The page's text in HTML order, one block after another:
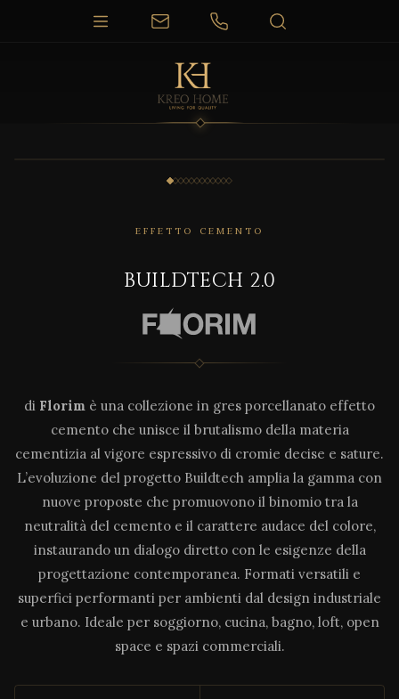
EFFETTO CEMENTO
BUILDTECH 2.0
di Florim è una collezione in gres porcellanato effetto
cemento che unisce il brutalismo della materia
cementizia al vigore espressivo di cromie decise e sature.
L’evoluzione del progetto Buildtech amplia la gamma con
nuove proposte che promuovono il binomio tra la
neutralità del cemento e il carattere audace del colore,
instaurando un dialogo diretto con le esigenze della
progettazione contemporanea. Formati versatili e
superfici performanti per ambienti dal design industriale
e urbano. Ideale per soggiorno, cucina, bagno, loft, open
space e spazi commerciali.